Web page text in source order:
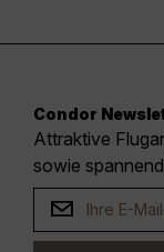
Condor
Attraktive
sowie